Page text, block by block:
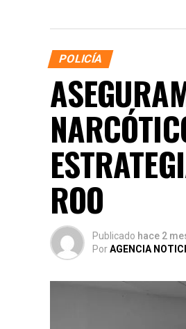
POLICÍA
ROO
Publicado hace 2
PorAGENCIA